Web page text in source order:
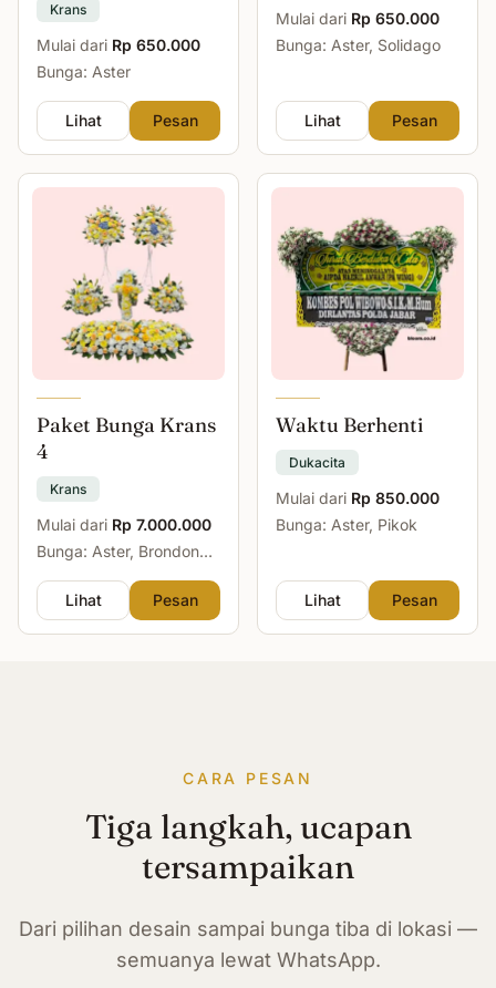
Krans
Mulai dari Rp 650.000
Bunga: Aster
Lihat Pesan
Mulai dari Rp 650.000
Bunga: Aster, Solidago
Lihat Pesan
Paket Bunga Krans
4
Krans
Mulai dari Rp 7.000.000
Bunga: Aster, Brondong,
Lihat
Pesan
Waktu Berhenti
Dukacita
Mulai dari Rp 850.000
Bunga: Aster, Pikok
Lihat Pesan
CARA PESAN
Tiga langkah, ucapan
tersampaikan
Dari pilihan desain sampai bunga tiba di lokasi —
semuanya lewat WhatsApp.